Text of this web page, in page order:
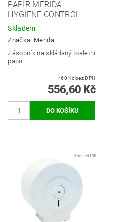
PAPÍR MERIDA
HYGIENE CONTROL
Skladem
Značka: Merida
Zásobník na skládaný toaletní
papír.
460 Kč bez DPH
556,60 Kč
Kód: UN105